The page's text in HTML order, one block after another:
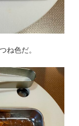
ね色だ。